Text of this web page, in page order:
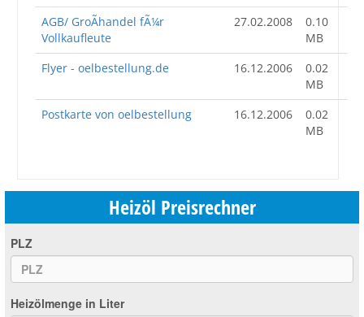
AGB/ GroÃhandel fÃ¼r
Vollkaufleute
27.02.2008
0.10
MB
Flyer - oelbestellung.de
16.12.2006
0.02
MB
Postkarte von oelbestellung
16.12.2006
0.02
MB
Heizöl Preisrechner
PLZ
Heizölmenge in Liter